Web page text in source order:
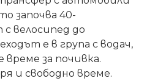
започва 40-
с велосипед до
е в група с водач,
за почивка.
и свободно време.